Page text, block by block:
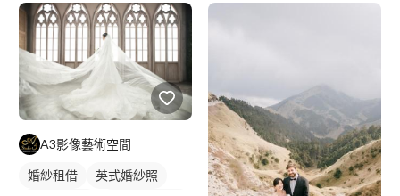
A3影像藝術空間
婚紗租借
英式婚紗照